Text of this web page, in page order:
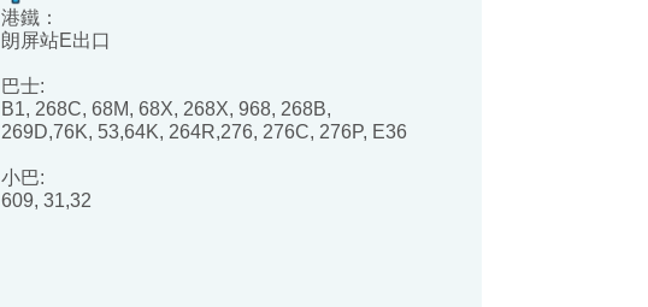
港鐵：
朗屏站E出口
巴士:
B1, 268C, 68M, 68X, 268X, 968, 268B,
269D,76K, 53,64K, 264R,276, 276C, 276P, E36
小巴:
609, 31,32